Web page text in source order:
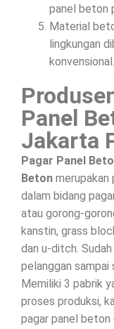
panel beton
Material
lingkungan
konvensional.
Panel
Jakarta
Pagar Panel
Beton merupakan
dalam bidang
atau gorong-
kanstin, grass
dan u-ditch.
pelanggan sampai
Memiliki 3 pabrik
proses produksi,
pagar panel beton